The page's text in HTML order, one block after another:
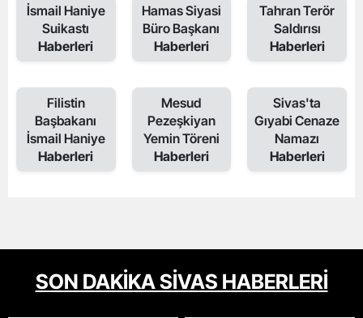
İsmail Haniye
Suikastı
Haberleri
Hamas Siyasi
Büro Başkanı
Haberleri
Tahran Terör
Saldırısı
Haberleri
Filistin
Başbakanı
İsmail Haniye
Haberleri
Mesud
Pezeşkiyan
Yemin Töreni
Haberleri
Sivas'ta
Gıyabi Cenaze
Namazı
Haberleri
SON DAKİKA SİVAS HABERLERİ